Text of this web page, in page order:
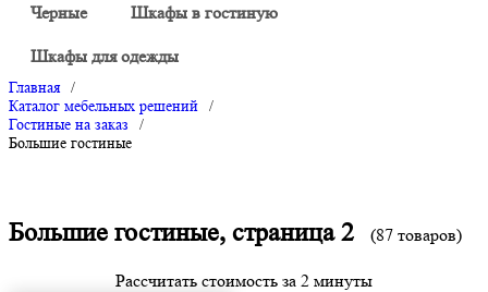
Черные Шкафы в гостиную
Шкафы для одежды
Главная
/
Каталог мебельных решений
/
Гостиные на заказ
/
Большие гостиные
Большие гостиные, страница 2 (87 товаров)
Рассчитать стоимость за 2 минуты